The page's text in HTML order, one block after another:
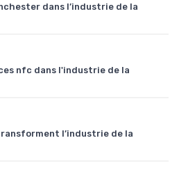
dans l’industrie de la
nfc dans l'industrie de la
l’industrie de la